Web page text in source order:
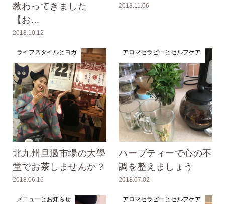
教わってきました
【お...
2018.10.12
2018.11.06
ライフスタイルとヨガ
北九州旦過市場の大學
堂でお茶しませんか？
2018.06.16
アロマセラピーとセルフケア
ハーブティーで心の不
調を整えましょう
2018.07.02
メニューとお知らせ アロマセラピーとセルフケア